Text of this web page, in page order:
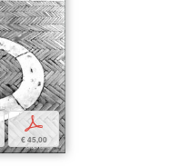
p
€ 45,00